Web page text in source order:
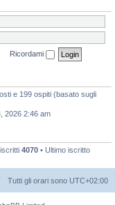
Ricordami
e 199 ospiti (basato sugli
2026 2:46 am
4070 • Ultimo iscritto
Tutti gli orari sono UTC+02:00